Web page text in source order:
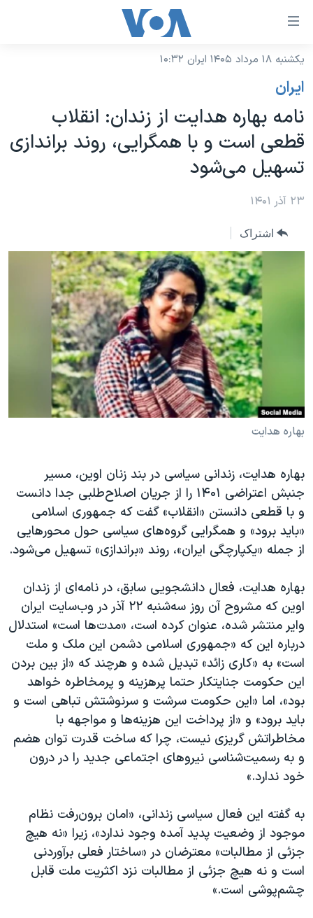
لینکهای
دسترسی
جهش
محتوای
اصلی
جهش
صفحه
جهش
به
نسخه سبک وب‌سایت
موضوع ها
ایران
آمریکا
جهان
ورزشی
گزیده‌ها
ویژه برنامه‌ها
ویدیوها
فرهنگ و زندگی
حقوق شهروندی
اقتصادی
علم و فناوری
اسرائیل در جنگ
آرشیو پخش زنده
برنامه های تلویزیونی
جدول برنامه ها
صفحه‌های ویژه
جام جهانی ۲۰۲۶
عملیات خشم حماسی
بایگانی برنامه‌های تلویزیونی
مستندها
انتخابات ریاست جمهوری آمریکا ۲۰۲۴
حمله جمهوری اسلامی به اسرائیل
رمز مهسا
ورزش زنان در ایران
مجموعه مستندهای دادخواهی
تریبونال مردمی آبان ۹۸
دادگاه حمید نوری
چهل سال گروگان‌گیری
اعتراضات مردمی آبان ۹۸
اسرائیل در جنگ
نرگس محمدی برنده جایزه نوبل صلح
همایش محافظه‌کاران آمریکا «سی‌پک»
صفحه‌های ویژه
سفر پرزیدنت ترامپ به چین
فرکانس‌های صدای آمریکا
پخش رادیویی
یادگیری زبان انگلیسی
دنبال کنید
زبانهای مختلف
یکشنبه ۱۸ مرداد ۱۴۰۵ ایران ۱۰:۳۲
ايران
نامه بهاره هدایت از زندان: انقلاب
قطعی است و با همگرایی، روند براندازی
تسهیل می‌شود
۲۳ آذر ۱۴۰۱
اشتراک
بهاره ‌هدایت
بهاره هدایت، زندانی سیاسی در بند زنان اوین، مسیر
جنبش اعتراضی ۱۴۰۱ را از جریان اصلاح‌طلبی جدا دانست
و با قطعی دانستن «انقلاب» گفت که جمهوری اسلامی
«باید برود» و همگرایی گروه‌های سیاسی حول محورهایی
از جمله «یکپارچگی ایران»، روند «براندازی» تسهیل می‌شود.
بهاره هدایت، فعال دانشجویی سابق، در نامه‌ای از زندان
اوین که مشروح آن روز سه‌شنبه ۲۲ آذر در وب‌سایت ایران
وایر منتشر شده، عنوان کرده است، «مدت‌ها است» استدلال
درباره این که «جمهوری اسلامی دشمن این ملک و ملت
است» به «کاری زائد» تبدیل شده و هرچند که «از بین بردن
این حکومت جنایتکار حتما پرهزینه و پرمخاطره خواهد
بود»، اما «این حکومت سرشت و سرنوشتش تباهی است و
باید برود» و «از پرداخت این هزینه‌ها و مواجهه با
مخاطراتش گریزی نیست، چرا که ساخت قدرت توان هضم
و به رسمیت‌شناسی نیروهای اجتماعی جدید را در درون
خود ندارد.»
به گفته این فعال سیاسی زندانی، «امان برون‌رفت نظام
موجود از وضعیت پدید آمده وجود ندارد»، زیرا «نه هیچ
جزئی از مطالبات» معترضان در «ساختار فعلی برآوردنی
است و نه هیچ جزئی از مطالبات نزد اکثریت ملت قابل
چشم‌پوشی است.»